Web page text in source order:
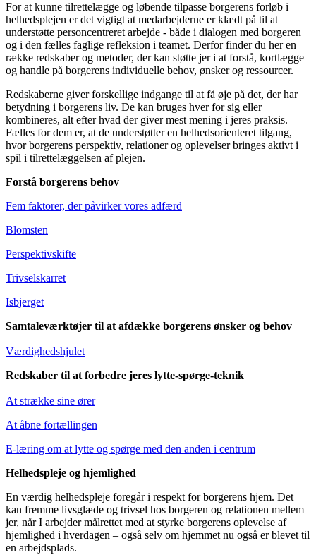
For at kunne tilrettelægge og løbende tilpasse borgerens forløb i
helhedsplejen er det vigtigt at medarbejderne er klædt på til at
understøtte personcentreret arbejde - både i dialogen med borgeren
og i den fælles faglige refleksion i teamet. Derfor finder du her en
række redskaber og metoder, der kan støtte jer i at forstå, kortlægge
og handle på borgerens individuelle behov, ønsker og ressourcer.
Redskaberne giver forskellige indgange til at få øje på det, der har
betydning i borgerens liv. De kan bruges hver for sig eller
kombineres, alt efter hvad der giver mest mening i jeres praksis.
Fælles for dem er, at de understøtter en helhedsorienteret tilgang,
hvor borgerens perspektiv, relationer og oplevelser bringes aktivt i
spil i tilrettelæggelsen af plejen.
Forstå borgerens behov
Fem faktorer, der påvirker vores adfærd
Blomsten
Perspektivskifte
Trivselskarret
Isbjerget
Samtaleværktøjer til at afdække borgerens ønsker og behov
Værdighedshjulet
Redskaber til at forbedre jeres lytte-spørge-teknik
At strække sine ører
At åbne fortællingen
E-læring om at lytte og spørge med den anden i centrum
Helhedspleje og hjemlighed
En værdig helhedspleje foregår i respekt for borgerens hjem. Det
kan fremme livsglæde og trivsel hos borgeren og relationen mellem
jer, når I arbejder målrettet med at styrke borgerens oplevelse af
hjemlighed i hverdagen – også selv om hjemmet nu også er blevet til
en arbejdsplads.